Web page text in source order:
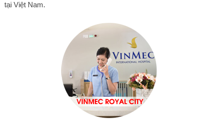
tại Việt Nam.